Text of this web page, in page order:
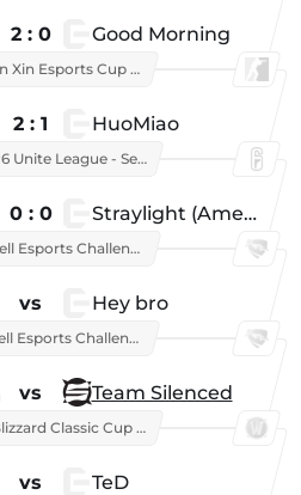
2 : 0 Good Morning
Xin Xin Esports Cup 2026
2 : 1 HuoMiao
R6 Unite League - Season 1
0 : 0 Straylight (American team)
Bell Esports Challenge 2026
vs Hey bro
Bell Esports Challenge 2026
vs Team Silenced
Blizzard Classic Cup 2026
vs TeD